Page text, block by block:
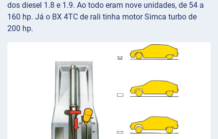
dos diesel 1.8 e 1.9. Ao todo eram nove unidades, de 54 a
160 hp. Já o BX 4TC de rali tinha motor Simca turbo de
200 hp.